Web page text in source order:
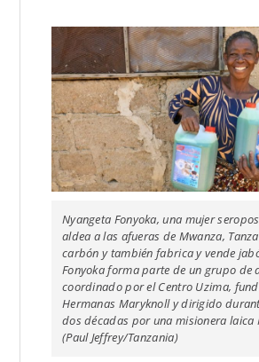
Nyangeta Fonyoka, una mujer
aldea a las afueras de Mwanza,
carbón y también fabrica y vende
Fonyoka forma parte de un grupo de
coordinado por el Centro Uzima,
Hermanas Maryknoll y dirigido
dos décadas por una misionera laica
(Paul Jeffrey/Tanzania)